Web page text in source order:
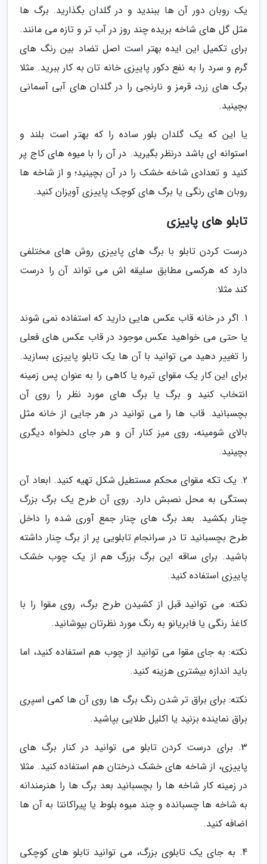
یک روبان دور آن ها ببندید و در گلدان بگذارید. برگ ها
مثل گل های شاخه بریده چند روز در آب تر و تازه می مانند.
برای تکمیل این ایده بهتر است اصل تضاد بین رنگ های
گرم و سرد را به نفع دکور پاییزی خانه تان به کار ببرید. مثلا
برگ های زرد، قرمز و نارنجی را در گلدان های آبی آسمانی
بچینید.
یا این که یک گلدان بلور ساده را که بهتر است بلند و
استوانه ای باشد درنظر بگیرید. در آن را با میوه های کاج پر
کنید و تعدادی شاخه خشک را در آن بچینید؛ و از شاخه ها
روبان های رنگی یا برگ های کوچک پاییزی آویزان کنید.
تابلو های پاییزی
درست کردن تابلو با برگ های پاییزی روش های مختلفی
دارد که هرکسی مطابق سلیقه اش می تواند آن را درست
کند مثلا:
1. اگر در خانه قاب عکس هایی دارید که استفاده نمی شوند
یا حتی می خواهید عکس موجود در قاب عکس های فعلی
را تغییر دهید می توانید با آن ها یک تابلو پاییزی بسازید.
برای این کار یک مقوای تیره یا کاهی را به عنوان پس زمینه
انتخاب کنید و برگ یا برگ های مورد نظر را روی آن
بچسبانید. قاب ها را می توانید در هر جایی از خانه مثل
بالای شومینه، روی میز کنار آن و هر جای دلخواه دیگری
بچینید.
2. یک تکه مقوای محکم مستطیل شکل تهیه کنید. ابعاد آن
بستگی به محل نصبش دارد. روی آن طرح یک برگ بزرگ
چنار بکشید. بعد برگ های چنار جمع آوری شده را داخل
طرح بچسبانید تا در سرانجام تابلویی پر از برگ چنار داشته
باشید. برای ساقه این برگ بزرگ هم از یک چوب خشک
پاییزی استفاده کنید.
نکته: می توانید قبل از کشیدن طرح برگ، روی مقوا را با
کاغذ رنگی یا فابریانو به رنگ مورد نظرتان بپوشانید.
نکته: به جای مقوا می توانید از چوب هم استفاده کنید، اما
باید اندازه بیشتری هزینه کنید.
نکته: برای براق تر شدن رنگ برگ ها روی آن ها کمی اسپری
براق نماینده بزنید یا اکلیل طلایی بپاشید.
3. برای درست کردن تابلو می توانید در کنار برگ های
پاییزی، از شاخه های خشک درختان هم استفاده کنید. مثلا
در زمینه کار شاخه ها را بچسبانید بعد برگ ها را هنرمندانه
به شاخه ها چسبانده و چند میوه بلوط یا پیراکانتا به آن ها
اضافه کنید.
4. به جای یک تابلوی بزرگ، می توانید تابلو های کوچکی